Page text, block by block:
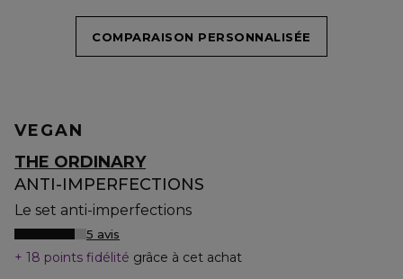
COMPARAISON PERSONNALISÉE
VEGAN
THE ORDINARY
ANTI-IMPERFECTIONS
Le set anti-imperfections
5 avis
18 points fidélité grâce à cet achat